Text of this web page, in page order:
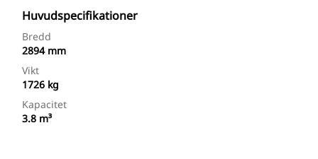
Huvudspecifikationer
Bredd
2894 mm
Vikt
1726 kg
Kapacitet
3.8 m³